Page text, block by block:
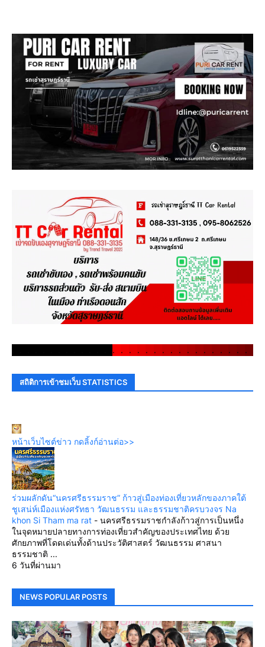
. . . . . . . . . . . . . . . . .
สถิติการเข้าชมเว็บ STATISTICS
หน้าเว็บไซต์ข่าว กดลิ้งก์อ่านต่อ>>
ร่วมผลักดัน“นครศรีธรรมราช” ก้าวสู่เมืองท่องเที่ยวหลักของภาคใต้
ชูเสน่ห์เมืองแห่งศรัทธา วัฒนธรรม และธรรมชาติครบวงจร Na
khon Si Tham ma rat - นครศรีธรรมราชกำลังก้าวสู่การเป็นหนึ่ง
ในจุดหมายปลายทางการท่องเที่ยวสำคัญของประเทศไทย ด้วย
ศักยภาพที่โดดเด่นทั้งด้านประวัติศาสตร์ วัฒนธรรม ศาสนา
ธรรมชาติ ...
6 วันที่ผ่านมา
NEWS POPULAR POSTS